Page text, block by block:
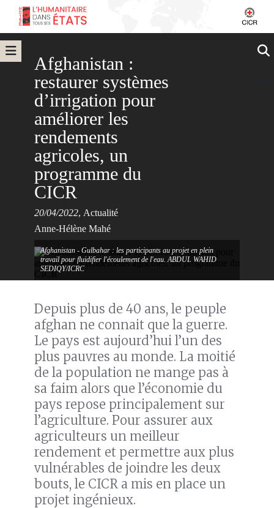
Afghanistan :
restaurer systèmes
d’irrigation pour
améliorer les
rendements
agricoles, un
programme du
CICR
20/04/2022, Actualité
Anne-Hélène Mahé
Afghanistan - Gulbahar : les participants au projet en plein
travail pour fluidifier l'écoulement de l'eau. ABDUL WAHID
SEDIQY/ICRC
Depuis plus de 40 ans, le peuple
afghan ne connait que la guerre.
Le pays est aujourd’hui l’un des
plus pauvres au monde. La moitié
de la population ne mange pas à
sa faim alors que l’économie du
pays repose principalement sur
l’agriculture. Pour assurer aux
agriculteurs un meilleur
rendement et permettre aux plus
vulnérables de joindre les deux
bouts, le CICR a mis en place un
projet ingénieux.